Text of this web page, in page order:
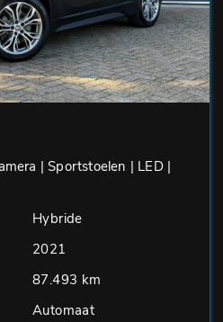
| Sportstoelen | LED |
Hybride
2021
87.493 km
Automaat